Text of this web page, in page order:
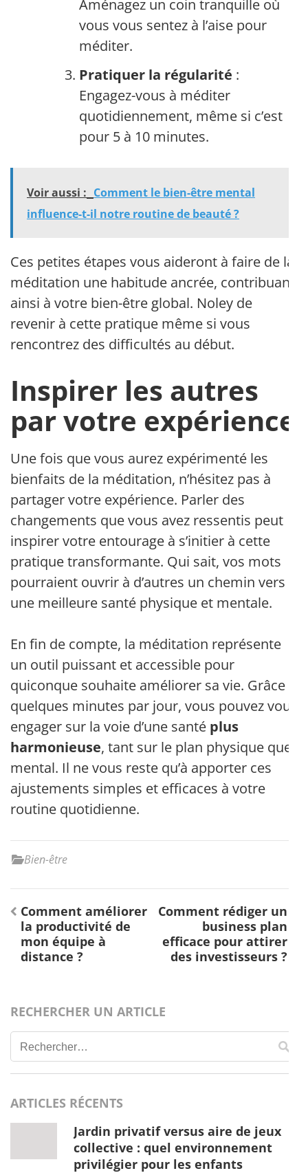
Aménagez un coin tranquille où
vous vous sentez à l’aise pour
méditer.
Pratiquer la régularité :
Engagez-vous à méditer
quotidiennement, même si c’est
pour 5 à 10 minutes.
Voir aussi : Comment le bien-être mental
influence-t-il notre routine de beauté ?
Ces petites étapes vous aideront à faire de la
méditation une habitude ancrée, contribuant
ainsi à votre bien-être global. Noley de
revenir à cette pratique même si vous
rencontrez des difficultés au début.
Inspirer les autres
par votre expérience
Une fois que vous aurez expérimenté les
bienfaits de la méditation, n’hésitez pas à
partager votre expérience. Parler des
changements que vous avez ressentis peut
inspirer votre entourage à s’initier à cette
pratique transformante. Qui sait, vos mots
pourraient ouvrir à d’autres un chemin vers
une meilleure santé physique et mentale.
En fin de compte, la méditation représente
un outil puissant et accessible pour
quiconque souhaite améliorer sa vie. Grâce à
quelques minutes par jour, vous pouvez vous
engager sur la voie d’une santé plus
harmonieuse, tant sur le plan physique que
mental. Il ne vous reste qu’à apporter ces
ajustements simples et efficaces à votre
routine quotidienne.
Bien-être
Navigation
de
l’article
Comment améliorer
la productivité de
mon équipe à
distance ?
Comment rédiger un
business plan
efficace pour attirer
des investisseurs ?
RECHERCHER UN ARTICLE
Rechercher :
ARTICLES RÉCENTS
Jardin privatif versus aire de jeux
collective : quel environnement
privilégier pour les enfants